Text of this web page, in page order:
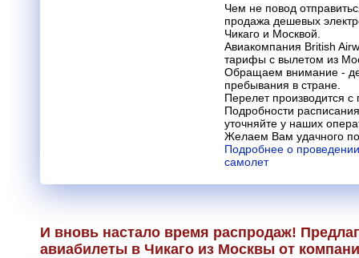
Чем не повод
продажа дешевых
Чикаго и Москвой.
Авиакомпания British
тарифы с вылетом из
Обращаем внимание -
пребывания в стране.
Перелет производится с
Подробности
уточняйте у наших
Желаем Вам удачного
Подробнее о
самолет
И вновь настало время распродаж!
авиабилеты в Чикаго из Москвы от